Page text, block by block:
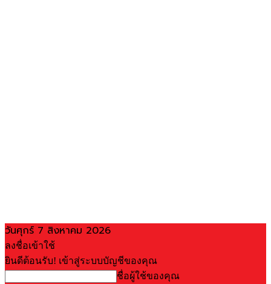
วันศุกร์ 7 สิงหาคม 2026
ลงชื่อเข้าใช้
ยินดีต้อนรับ! เข้าสู่ระบบบัญชีของคุณ
ชื่อผู้ใช้ของคุณ